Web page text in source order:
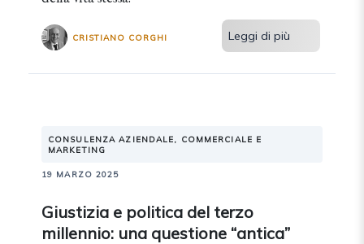
CRISTIANO CORGHI Leggi di più
CONSULENZA AZIENDALE, COMMERCIALE E
MARKETING
19 MARZO 2025
Giustizia e politica del terzo
millennio: una questione “antica”